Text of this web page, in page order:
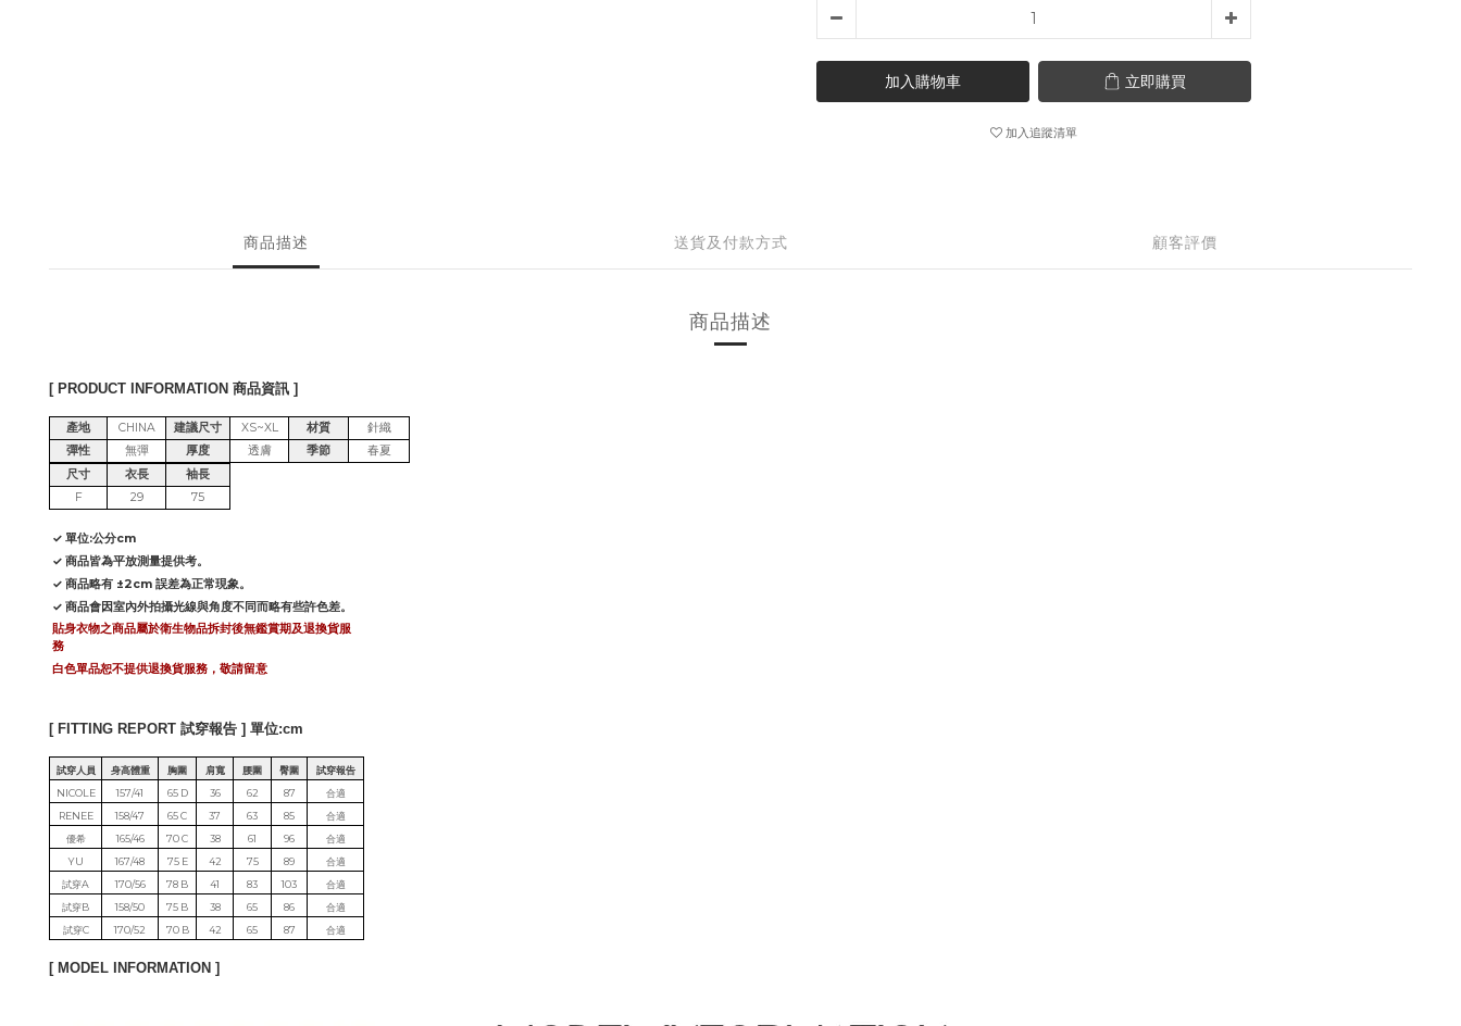
加入購物車 立即購買
加入追蹤清單
商品描述 送貨及付款方式 顧客評價
商品描述
[ PRODUCT INFORMATION 商品資訊 ]
產地 CHINA 建議尺寸 XS~XL 材質
針織
彈性
無彈 厚度 透膚 季節
春夏
尺寸
衣長
袖長
F
29 75
✓ 單位:公分cm
✓ 商品皆為平放測量提供考。
✓ 商品略有 ±2cm 誤差為正常現象。
✓ 商品會因室內外拍攝光線與角度不同而略有些許色差。
貼身衣物之商品屬於衛生物品拆封後無鑑賞期及退換貨服
務
白色單品恕不提供退換貨服務，敬請留意
[ FITTING REPORT 試穿報告 ] 單位:cm
試穿人員 身高體重 胸圍 肩寬 腰圍 臀圍
試穿報告
NICOLE
157/41 65 D 36 62 87
合適
RENEE
158/47 65 C 37 63 85
合適
優希
165/46 70 C 38 61 96
合適
YU
167/48 75 E 42 75 89
合適
試穿A
170/56 78 B 41 83 103
合適
試穿B
158/50 75 B 38 65 86
合適
試穿C
170/52 70 B 42 65 87 合適
[ MODEL INFORMATION ]